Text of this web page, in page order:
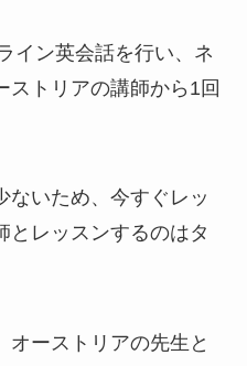
イン英会話を行い、ネ
ストリアの講師から1回
ないため、今すぐレッ
とレッスンするのはタ
オーストリアの先生と